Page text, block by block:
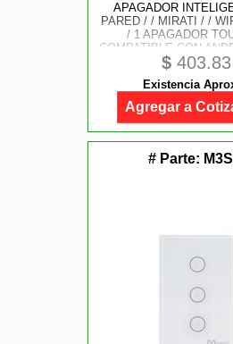
APAGADOR
PARED / / MIRATI / /
/ 1 APAGADOR
COMPATIBLE CON
/ / FUNCIONA CON
ASISTENTE DE
$ 403.83
Existencia
Agregar a
# Parte: